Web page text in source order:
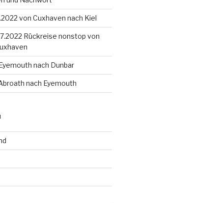
von Cuxhaven nach Kiel
Rückreise nonstop von
nach Dunbar
nach Eyemouth